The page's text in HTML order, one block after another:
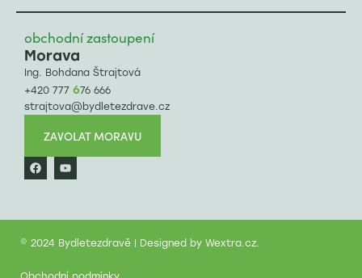
obchodní zastoupení
Morava
Ing. Bohdana Štrajtová
+420 777676 666
strajtova@bydletezdrave.cz
ZAVOLAT MORAVU
© 2024 Bydletezdravě | Designed byWextra.cz.